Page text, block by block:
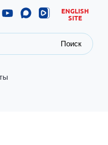
ENGLISH
SITE
Поиск